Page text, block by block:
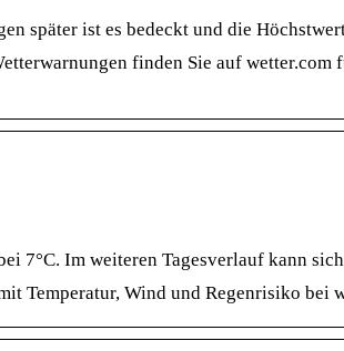
später ist es bedeckt und die
finden Sie auf wetter.com
7°C. Im weiteren Tagesverlauf kann
Temperatur, Wind und Regenrisiko bei